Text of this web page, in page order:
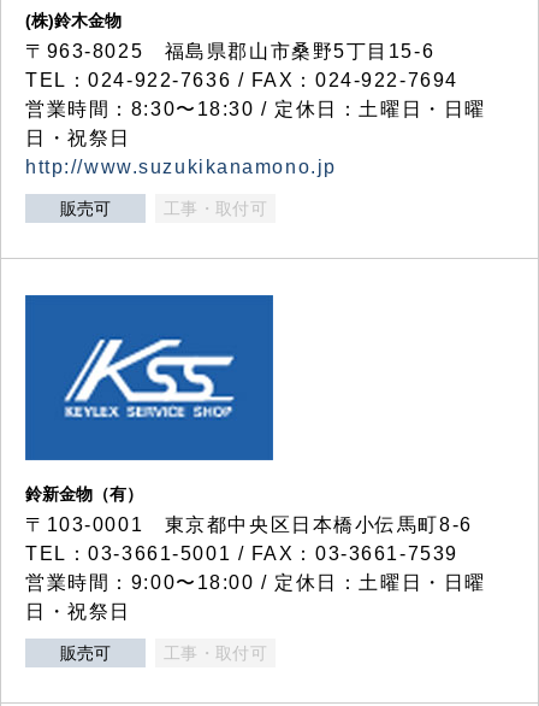
(株)鈴木金物
〒963-8025 福島県郡山市桑野5丁目15-6
TEL：024-922-7636 / FAX：024-922-7694
営業時間：8:30〜18:30 / 定休日：土曜日・日曜
日・祝祭日
http://www.suzukikanamono.jp
販売可 工事・取付可
鈴新金物（有）
〒103-0001 東京都中央区日本橋小伝馬町8-6
TEL：03-3661-5001 / FAX：03-3661-7539
営業時間：9:00〜18:00 / 定休日：土曜日・日曜
日・祝祭日
販売可 工事・取付可